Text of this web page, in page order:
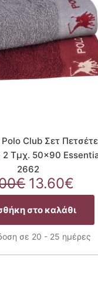
Club Σετ
Τμχ. 50×90
2662
€ Original
price
was:
17.00€.
13.60€
τιμή
στο καλάθι
σε 20 - 25 ημέρες